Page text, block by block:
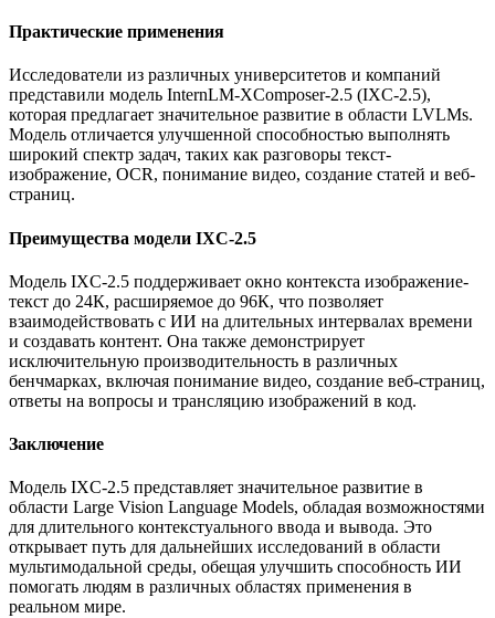
Практические применения
Исследователи из различных университетов и компаний
представили модель InternLM-XComposer-2.5 (IXC-2.5),
которая предлагает значительное развитие в области LVLMs.
Модель отличается улучшенной способностью выполнять
широкий спектр задач, таких как разговоры текст-
изображение, OCR, понимание видео, создание статей и веб-
страниц.
Преимущества модели IXC-2.5
Модель IXC-2.5 поддерживает окно контекста изображение-
текст до 24К, расширяемое до 96К, что позволяет
взаимодействовать с ИИ на длительных интервалах времени
и создавать контент. Она также демонстрирует
исключительную производительность в различных
бенчмарках, включая понимание видео, создание веб-страниц,
ответы на вопросы и трансляцию изображений в код.
Заключение
Модель IXC-2.5 представляет значительное развитие в
области Large Vision Language Models, обладая возможностями
для длительного контекстуального ввода и вывода. Это
открывает путь для дальнейших исследований в области
мультимодальной среды, обещая улучшить способность ИИ
помогать людям в различных областях применения в
реальном мире.